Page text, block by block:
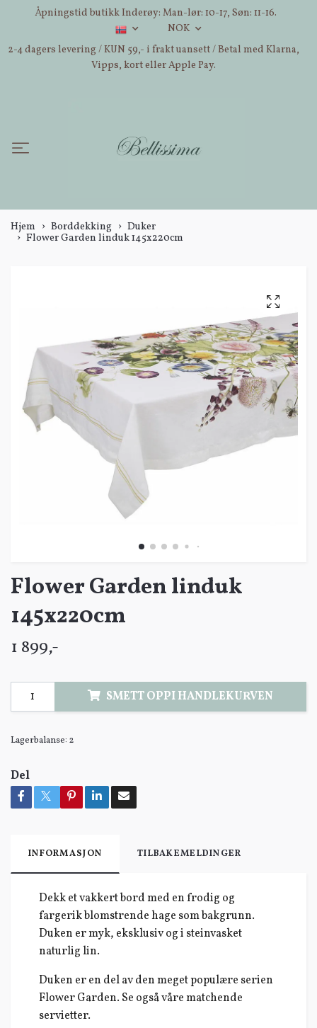
Åpningstid butikk Inderøy: Man-lør: 10-17, Søn: 11-16.
NOK
2-4 dagers levering / KUN 59,- i frakt uansett / Betal med Klarna,
Vipps, kort eller Apple Pay.
Hjem Borddekking
Duker
Flower Garden linduk 145x220cm
Flower Garden linduk
145x220cm
1 899,-
SMETT OPPI HANDLEKURVEN
Lagerbalanse: 2
Del
INFORMASJON TILBAKEMELDINGER
Dekk et vakkert bord med en frodig og
fargerik blomstrende hage som bakgrunn.
Duken er myk, eksklusiv og i steinvasket
naturlig lin.
Duken er en del av den meget populære serien
Flower Garden. Se også våre matchende
servietter.